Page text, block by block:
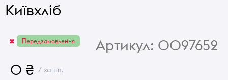
Київхліб
Передзамовлення Артикул: 0097652
0 ₴ / за шт.